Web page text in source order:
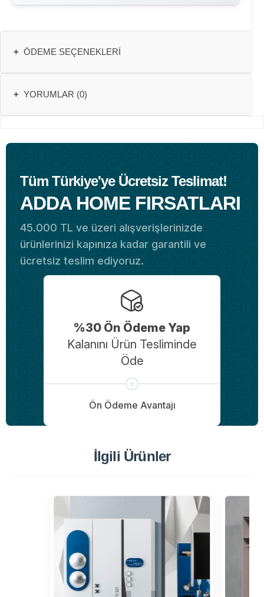
+ ÖDEME SEÇENEKLERI
+ YORUMLAR (0)
Tüm Türkiye'ye Ücretsiz Teslimat!
ADDA HOME FIRSATLARI
45.000 TL ve üzeri alışverişlerinizde
ürünlerinizi kapınıza kadar garantili ve
ücretsiz teslim ediyoruz.
%30 Ön Ödeme Yap
Kalanını Ürün Tesliminde
Öde
Ön Ödeme Avantajı
İlgili Ürünler